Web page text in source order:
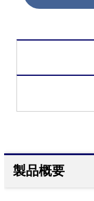
製品概要